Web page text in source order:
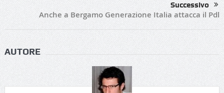
Successivo
Anche a Bergamo Generazione Italia attacca il Pdl
AUTORE